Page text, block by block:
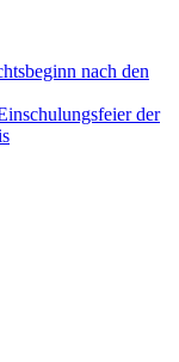
nach den
der